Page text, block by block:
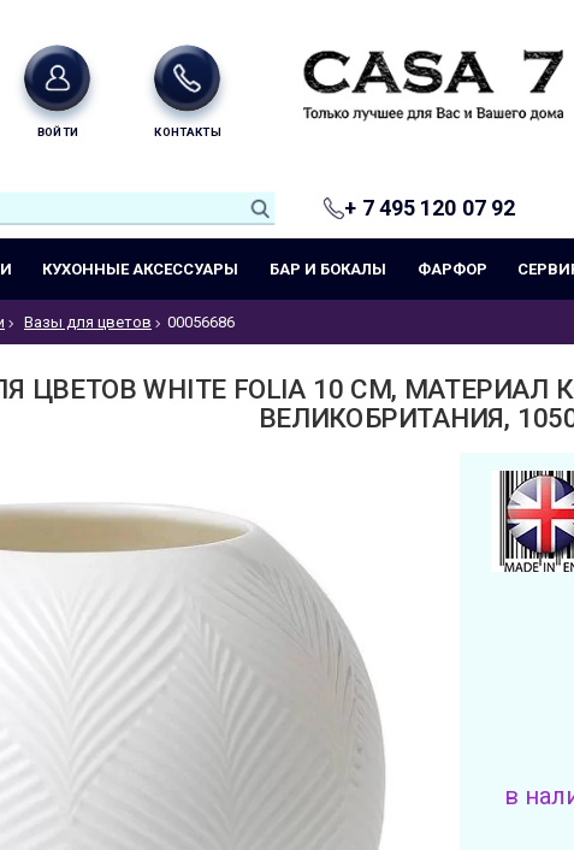
ВОЙТИ КОНТАКТЫ
+ 7 495 120 07 92
КУХОННЫЕ АКСЕССУАРЫ БАР И БОКАЛЫ ФАРФОР
Вазы для цветов 00056686
ЦВЕТОВ WHITE FOLIA 10 СМ, МАТЕРИАЛ
ВЕЛИКОБРИТАНИЯ,
в